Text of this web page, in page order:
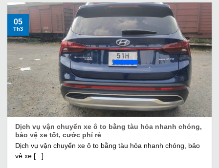
Dịch vụ vận chuyển xe ô to bằng tàu hỏa nhanh chóng,
bảo vệ xe tốt, cước phí rẻ
Dịch vụ vận chuyển xe ô to bằng tàu hỏa nhanh chóng, bảo
vệ xe [...]
05
Th3